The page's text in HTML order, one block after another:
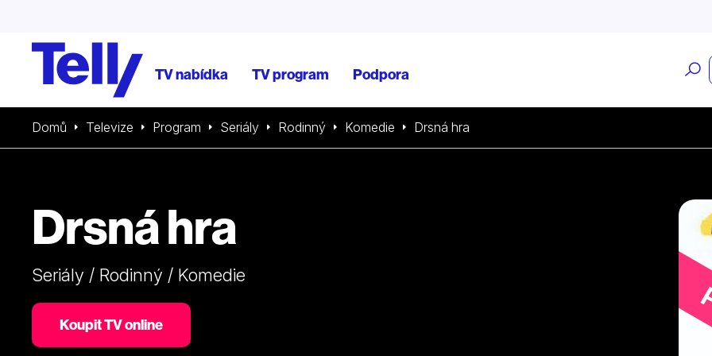
TV nabídka TV program Podpora
Domů Televize Program Seriály Rodinný Komedie Drsná hra
Drsná hra
Seriály / Rodinný / Komedie
Koupit TV online